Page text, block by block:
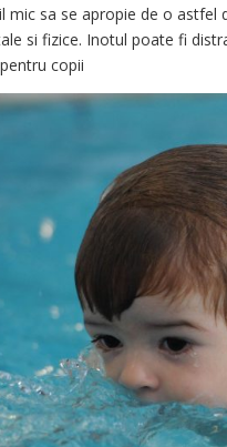
mic sa se apropie de o
si fizice. Inotul poate fi
copii